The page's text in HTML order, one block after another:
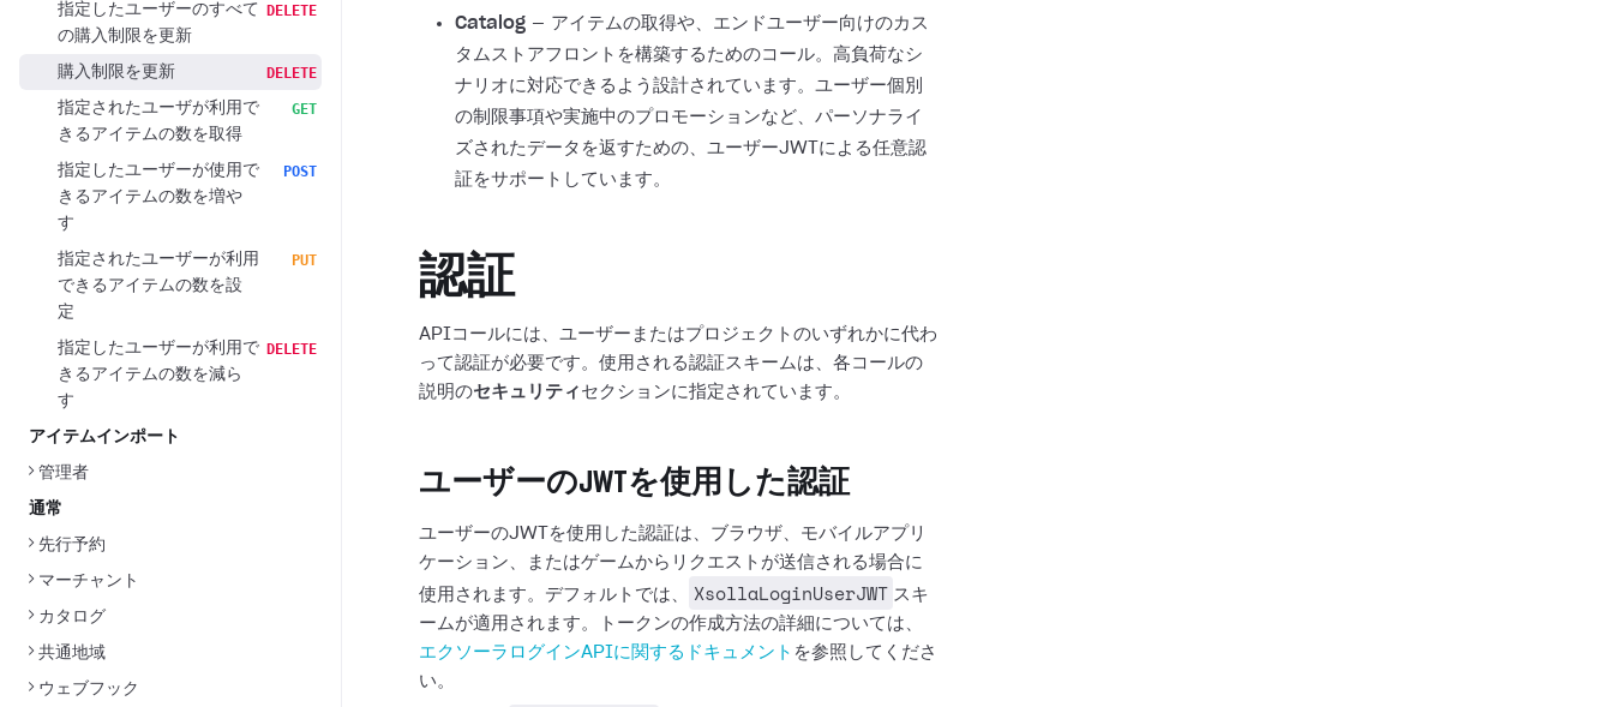
指定したユーザーのすべて
の購入制限を更新
DELETE
購入制限を更新 DELETE
指定されたユーザが利用で
きるアイテムの数を取得
GET
指定したユーザーが使用で
きるアイテムの数を増や
す
POST
指定されたユーザーが利用
できるアイテムの数を設
定
PUT
指定したユーザーが利用で
きるアイテムの数を減ら
す
DELETE
アイテムインポート
管理者
通常
先行予約
マーチャント
カタログ
共通地域
ウェブフック
Catalog — アイテムの取得や、エンドユーザー向けのカス
タムストアフロントを構築するためのコール。高負荷なシ
ナリオに対応できるよう設計されています。ユーザー個別
の制限事項や実施中のプロモーションなど、パーソナライ
ズされたデータを返すための、ユーザーJWTによる任意認
証をサポートしています。
認証
APIコールには、ユーザーまたはプロジェクトのいずれかに代わ
って認証が必要です。使用される認証スキームは、各コールの
説明のセキュリティ セクションに指定されています。
ユーザーのJWTを使用した認証
ユーザーのJWTを使用した認証は、ブラウザ、モバイルアプリ
ケーション、またはゲームからリクエストが送信される場合に
使用されます。デフォルトでは、
XsollaLoginUserJWT スキ
ームが適用されます。トークンの作成方法の詳細については、
エクソーラログインAPIに関するドキュメント を参照してくださ
い。